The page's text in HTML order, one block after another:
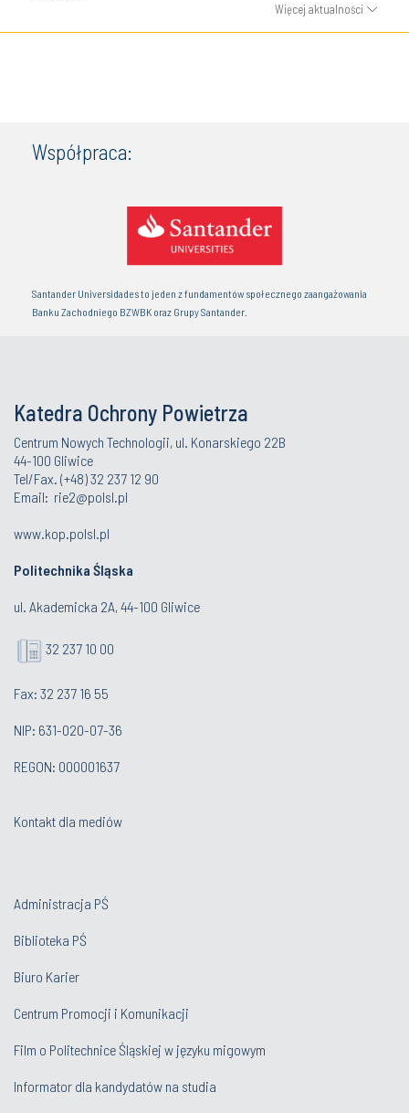
Więcej aktualności
Współpraca:
Santander Universidades to jeden z fundamentów społecznego zaangażowania
Banku Zachodniego BZWBK oraz Grupy Santander.
Katedra Ochrony Powietrza
Centrum Nowych Technologii, ul. Konarskiego 22B
44-100 Gliwice
Tel/Fax. (+48) 32 237 12 90
Email: rie2@polsl.pl
www.kop.polsl.pl
Politechnika Śląska
ul. Akademicka 2A, 44-100 Gliwice
32 237 10 00
Fax: 32 237 16 55
NIP: 631-020-07-36
REGON: 000001637
Kontakt dla mediów
Administracja PŚ
Biblioteka PŚ
Biuro Karier
Centrum Promocji i Komunikacji
Film o Politechnice Śląskiej w języku migowym
Informator dla kandydatów na studia